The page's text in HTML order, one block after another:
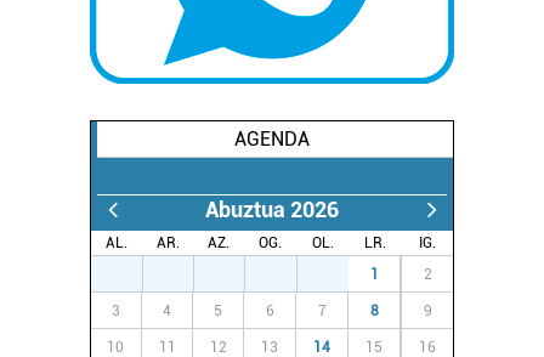
AGENDA
Abuztua 2026
AL. AR. AZ. OG. OL. LR.
IG.
1 2
3 4 5 6 7 8 9
10 11 12 13 14 15 16